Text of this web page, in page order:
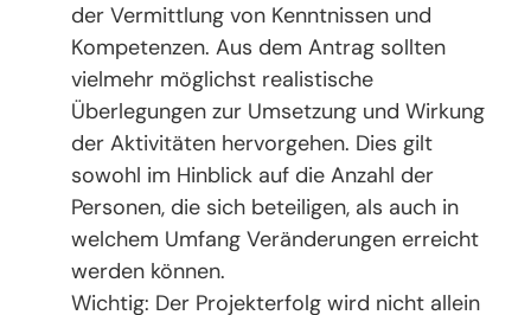
der Vermittlung von Kenntnissen und
Kompetenzen. Aus dem Antrag sollten
vielmehr möglichst realistische
Überlegungen zur Umsetzung und Wirkung
der Aktivitäten hervorgehen. Dies gilt
sowohl im Hinblick auf die Anzahl der
Personen, die sich beteiligen, als auch in
welchem Umfang Veränderungen erreicht
werden können.
Wichtig: Der Projekterfolg wird nicht allein